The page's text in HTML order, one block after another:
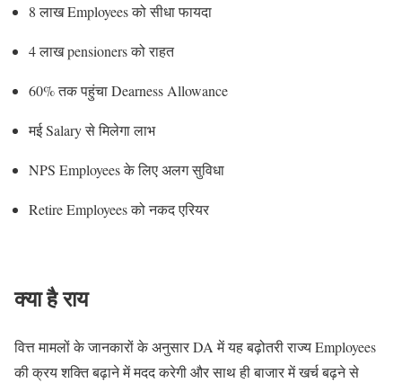
8 लाख Employees को सीधा फायदा
4 लाख pensioners को राहत
60% तक पहुंचा Dearness Allowance
मई Salary से मिलेगा लाभ
NPS Employees के लिए अलग सुविधा
Retire Employees को नकद एरियर
क्या है राय
वित्त मामलों के जानकारों के अनुसार DA में यह बढ़ोतरी राज्य Employees
की क्रय शक्ति बढ़ाने में मदद करेगी और साथ ही बाजार में खर्च बढ़ने से